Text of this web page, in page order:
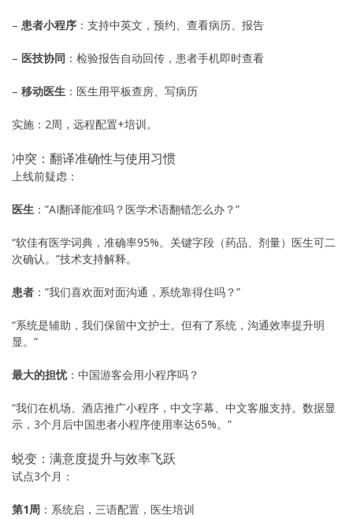
– 患者小程序 ：支持中英文，预约、查看病历、报告
– 医技协同 ：检验报告自动回传，患者手机即时查看
– 移动医生 ：医生用平板查房、写病历
实施：2周，远程配置+培训。
冲突：翻译准确性与使用习惯
上线前疑虑：
医生 ：”AI翻译能准吗？医学术语翻错怎么办？”
“软佳有医学词典，准确率95%。关键字段（药品、剂量）医生可二
次确认。”技术支持解释。
患者 ：”我们喜欢面对面沟通，系统靠得住吗？”
“系统是辅助，我们保留中文护士。但有了系统，沟通效率提升明
显。”
最大的担忧：中国游客会用小程序吗？
“我们在机场、酒店推广小程序，中文字幕、中文客服支持。数据显
示，3个月后中国患者小程序使用率达65%。”
蜕变：满意度提升与效率飞跃
试点3个月：
第1周 ：系统启，三语配置，医生培训